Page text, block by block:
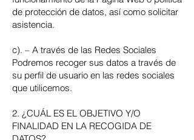
de protección de datos, así como solicitar
asistencia.
c). – A través de las Redes Sociales
Podremos recoger sus datos a través de
su perfil de usuario en las redes sociales
que utilicemos.
2. ¿CUÁL ES EL OBJETIVO Y/O
FINALIDAD EN LA RECOGIDA DE